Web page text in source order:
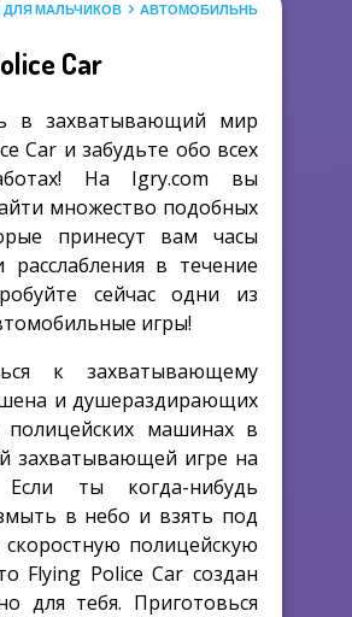
ДЛЯ МАЛЬЧИКОВ АВТОМОБИЛЬНЫЕ ИГРЫ
Car
в захватывающий мир
Car и забудьте обо всех
На Igry.com вы
множество подобных
принесут вам часы
расслабления в течение
сейчас одни из
игры!
к захватывающему
и душераздирающих
полицейских машинах в
захватывающей игре на
Если ты когда-нибудь
в небо и взять под
полицейскую
Flying Police Car создан
для тебя. Приготовься